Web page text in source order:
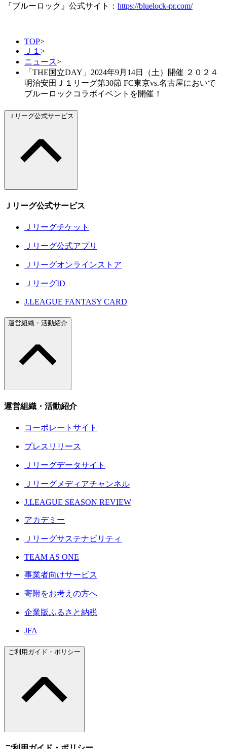
『ブルーロック』公式サイト： https://bluelock-pr.com/
TOP>
Ｊ１ >
ニュース>
「THE国立DAY」2024年9月14日（土）開催 ２０２４
明治安田Ｊ１リーグ第30節 FC東京vs.名古屋において
ブルーロックコラボイベントを開催！
Ｊリーグ公式サービス
Ｊリーグ公式サービス
Ｊリーグチケット
Ｊリーグ公式アプリ
Ｊリーグオンラインストア
ＪリーグID
J.LEAGUE FANTASY CARD
運営組織・活動紹介
運営組織・活動紹介
コーポレートサイト
プレスリリース
Ｊリーグデータサイト
Ｊリーグメディアチャンネル
J.LEAGUE SEASON REVIEW
アカデミー
Ｊリーグサステナビリティ
TEAM AS ONE
事業者向けサービス
寄附をお考えの方へ
企業版ふるさと納税
JFA
ご利用ガイド・ポリシー